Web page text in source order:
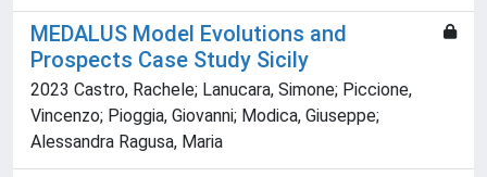
MEDALUS Model Evolutions and
Prospects Case Study Sicily
2023 Castro, Rachele; Lanucara, Simone; Piccione,
Vincenzo; Pioggia, Giovanni; Modica, Giuseppe;
Alessandra Ragusa, Maria